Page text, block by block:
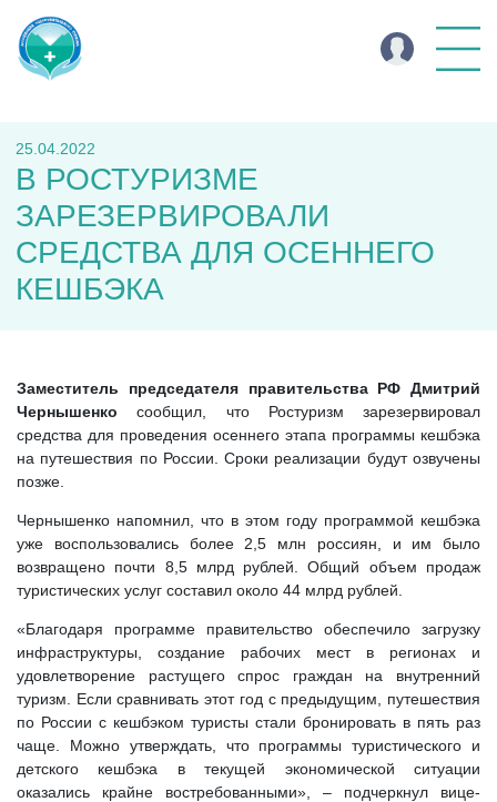
25.04.2022
В РОСТУРИЗМЕ
ЗАРЕЗЕРВИРОВАЛИ
СРЕДСТВА ДЛЯ ОСЕННЕГО
КЕШБЭКА
Заместитель председателя правительства РФ Дмитрий
Чернышенко сообщил, что Ростуризм зарезервировал
средства для проведения осеннего этапа программы кешбэка
на путешествия по России. Сроки реализации будут озвучены
позже.
Чернышенко напомнил, что в этом году программой кешбэка
уже воспользовались более 2,5 млн россиян, и им было
возвращено почти 8,5 млрд рублей. Общий объем продаж
туристических услуг составил около 44 млрд рублей.
«Благодаря программе правительство обеспечило загрузку
инфраструктуры, создание рабочих мест в регионах и
удовлетворение растущего спрос граждан на внутренний
туризм. Если сравнивать этот год с предыдущим, путешествия
по России с кешбэком туристы стали бронировать в пять раз
чаще. Можно утверждать, что программы туристического и
детского кешбэка в текущей экономической ситуации
оказались крайне востребованными», – подчеркнул вице-